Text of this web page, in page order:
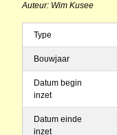
Auteur: Wim Kusee
Type
Bouwjaar
Datum begin
inzet
Datum einde
inzet